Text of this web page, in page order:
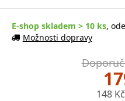
E-shop skladem > 10 ks,
Možnosti dopravy
148